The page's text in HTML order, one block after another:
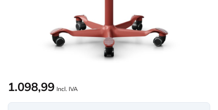
1.098,99 Incl. IVA